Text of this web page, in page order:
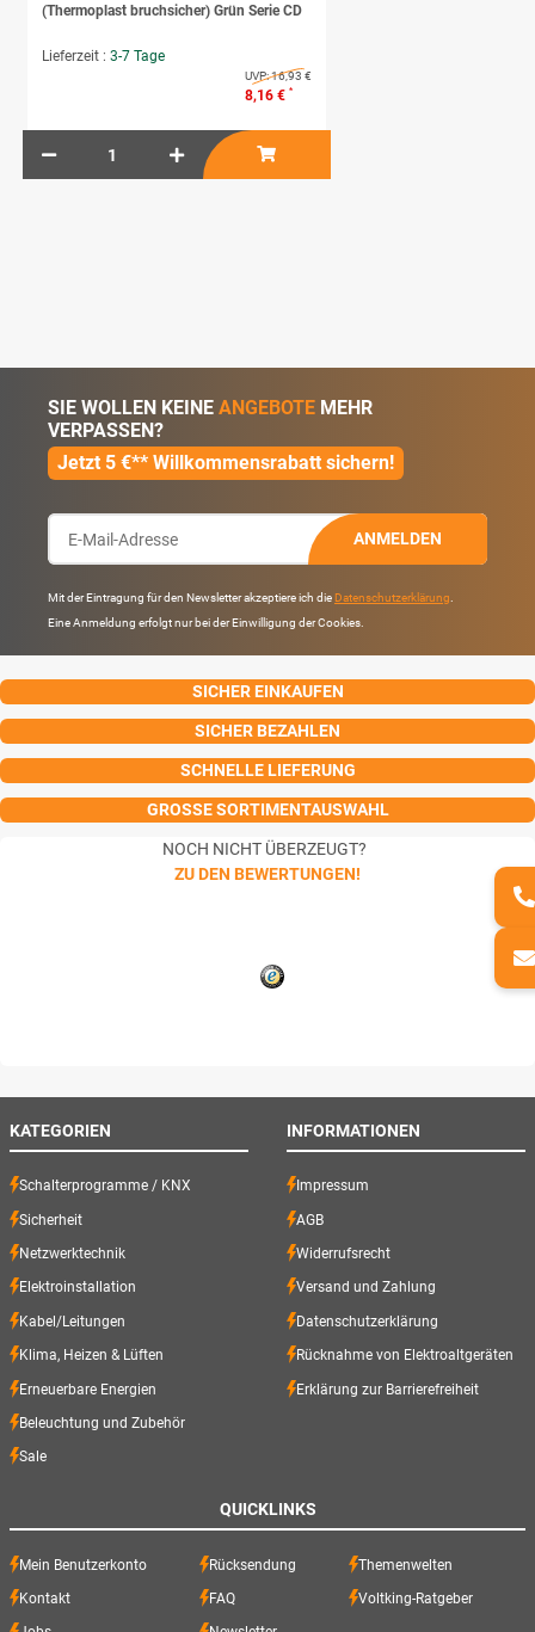
(Thermoplast bruchsicher) Grün Serie CD
Lieferzeit : 3-7 Tage
UVP:16,93 €
8,16 € *
SIE WOLLEN KEINE ANGEBOTE MEHR
VERPASSEN?
Jetzt 5 €** Willkommensrabatt sichern!
ANMELDEN
Mit der Eintragung für den Newsletter akzeptiere ich die Datenschutzerklärung
Eine Anmeldung erfolgt nur bei der Einwilligung der Cookies.
SICHER EINKAUFEN
SICHER BEZAHLEN
SCHNELLE LIEFERUNG
GROSSE SORTIMENTAUSWAHL
NOCH NICHT ÜBERZEUGT?
ZU DEN BEWERTUNGEN!
KATEGORIEN
Schalterprogramme / KNX
Sicherheit
Netzwerktechnik
Elektroinstallation
Kabel/Leitungen
Klima, Heizen & Lüften
Erneuerbare Energien
Beleuchtung und Zubehör
Sale
INFORMATIONEN
Impressum
AGB
Widerrufsrecht
Versand und Zahlung
Datenschutzerklärung
Rücknahme von Elektroaltgeräten
Erklärung zur Barrierefreiheit
QUICKLINKS
Mein Benutzerkonto Rücksendung Themenwelten
Kontakt FAQ Voltking-Ratgeber